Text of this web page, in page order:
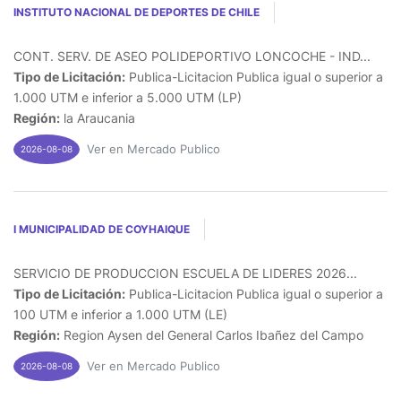
INSTITUTO NACIONAL DE DEPORTES DE CHILE
CONT. SERV. DE ASEO POLIDEPORTIVO LONCOCHE - IND...
Tipo de Licitación: Publica-Licitacion Publica igual o superior a
1.000 UTM e inferior a 5.000 UTM (LP)
Región: la Araucania
2026-08-08 Ver en Mercado Publico
I MUNICIPALIDAD DE COYHAIQUE
SERVICIO DE PRODUCCION ESCUELA DE LIDERES 2026...
Tipo de Licitación: Publica-Licitacion Publica igual o superior a
100 UTM e inferior a 1.000 UTM (LE)
Región: Region Aysen del General Carlos Ibañez del Campo
2026-08-08 Ver en Mercado Publico